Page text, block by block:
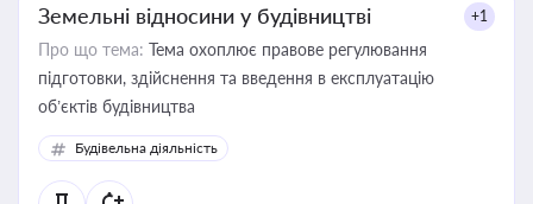
Земельні відносини у будівництві +1
Про що тема: Тема охоплює правове регулювання
підготовки, здійснення та введення в експлуатацію
об’єктів будівництва
Будівельна діяльність